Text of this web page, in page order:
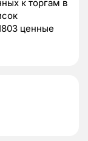
к торгам в
ценные